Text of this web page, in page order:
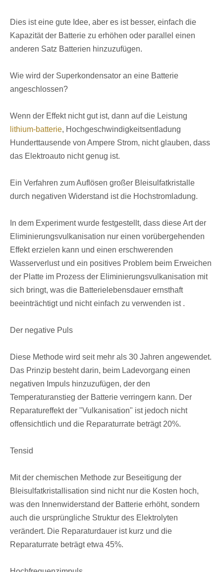
Dies ist eine gute Idee, aber es ist besser, einfach die
Kapazität der Batterie zu erhöhen oder parallel einen
anderen Satz Batterien hinzuzufügen.
Wie wird der Superkondensator an eine Batterie
angeschlossen?
Wenn der Effekt nicht gut ist, dann auf die Leistung
lithium-batterie, Hochgeschwindigkeitsentladung
Hunderttausende von Ampere Strom, nicht glauben, dass
das Elektroauto nicht genug ist.
Ein Verfahren zum Auflösen großer Bleisulfatkristalle
durch negativen Widerstand ist die Hochstromladung.
In dem Experiment wurde festgestellt, dass diese Art der
Eliminierungsvulkanisation nur einen vorübergehenden
Effekt erzielen kann und einen erschwerenden
Wasserverlust und ein positives Problem beim Erweichen
der Platte im Prozess der Eliminierungsvulkanisation mit
sich bringt, was die Batterielebensdauer ernsthaft
beeinträchtigt und nicht einfach zu verwenden ist .
Der negative Puls
Diese Methode wird seit mehr als 30 Jahren angewendet.
Das Prinzip besteht darin, beim Ladevorgang einen
negativen Impuls hinzuzufügen, der den
Temperaturanstieg der Batterie verringern kann. Der
Reparatureffekt der "Vulkanisation" ist jedoch nicht
offensichtlich und die Reparaturrate beträgt 20%.
Tensid
Mit der chemischen Methode zur Beseitigung der
Bleisulfatkristallisation sind nicht nur die Kosten hoch,
was den Innenwiderstand der Batterie erhöht, sondern
auch die ursprüngliche Struktur des Elektrolyten
verändert. Die Reparaturdauer ist kurz und die
Reparaturrate beträgt etwa 45%.